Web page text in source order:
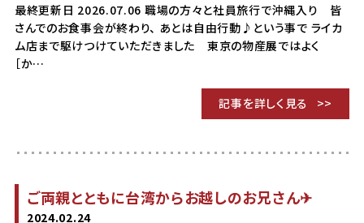
最終更新日 2026.07.06 職場の方々と社員旅行で沖縄入り 皆
さんでのお食事会が終わり、 あとは自由行動♪という事で ライカ
ム店まで駆けつけていただきました 東京の物産展ではよく
［か…
記事を詳しく見る
ご両親とともに台湾からお越しのお兄さん✈
2024.02.24